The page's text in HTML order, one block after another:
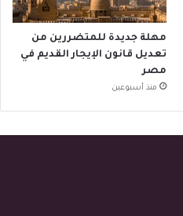
مهلة جديدة للمتضررين من
تعديل قانون الإيجار القديم في
مصر
منذ أسبوعين